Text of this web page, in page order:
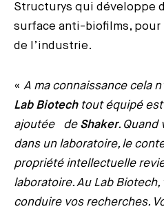
Structurys qui développe
surface anti-biofilms, pour
de l’industrie.
« A ma connaissance cela
Lab Biotech tout équipé
ajoutée de Shaker. Quand
dans un laboratoire, le
propriété intellectuelle
laboratoire. Au Lab
conduire vos recherches.